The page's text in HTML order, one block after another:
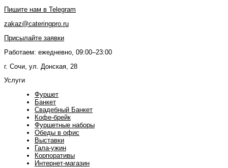
Пишите нам в Telegram
zakaz@cateringpro.ru
Присылайте заявки
Работаем: ежедневно, 09:00–23:00
г. Сочи, ул. Донская, 28
Услуги
Фуршет
Банкет
Свадебный Банкет
Кофе-брейк
Фуршетные наборы
Обеды в офис
Выставки
Гала-ужин
Корпоративы
Интернет-магазин